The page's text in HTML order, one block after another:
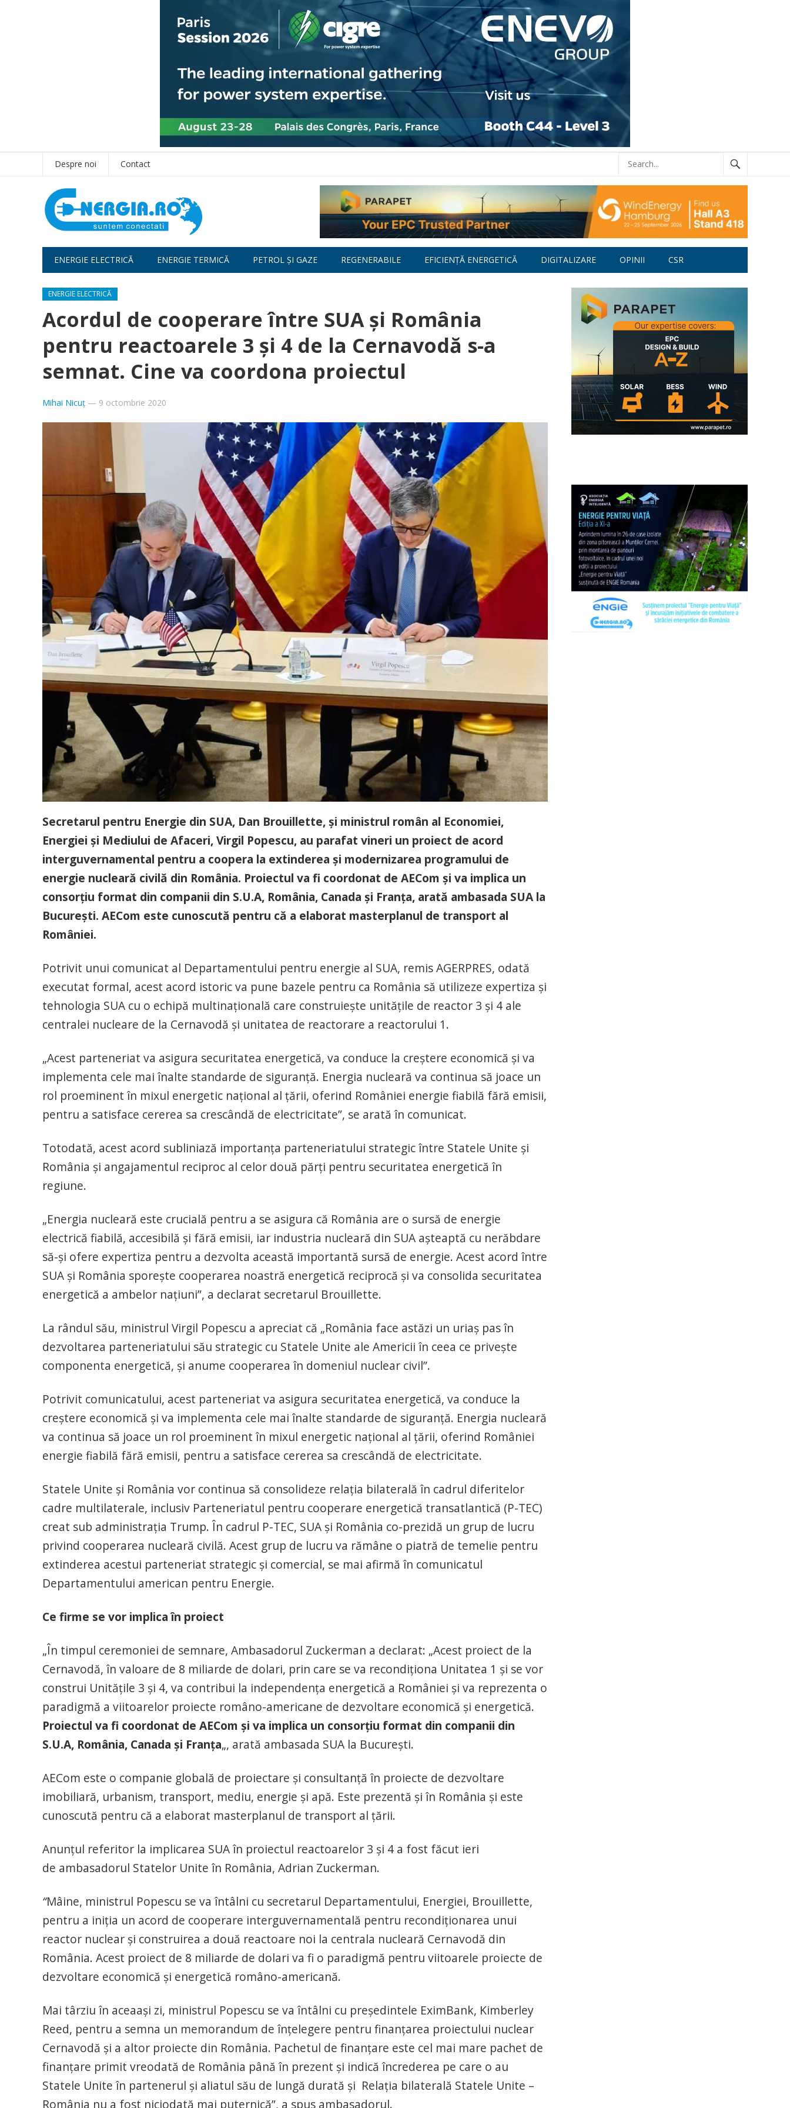
Despre noi Contact
ENERGIE ELECTRICĂ ENERGIE TERMICĂ PETROL ȘI GAZE REGENERABILE EFICIENȚĂ ENERGETICĂ DIGITALIZARE OPINII CSR
ENERGIE ELECTRICĂ
Acordul de cooperare între SUA și România
pentru reactoarele 3 și 4 de la Cernavodă s-a
semnat. Cine va coordona proiectul
Mihai Nicuț — 9 octombrie 2020
Secretarul pentru Energie din SUA, Dan Brouillette, şi ministrul român al Economiei,
Energiei şi Mediului de Afaceri, Virgil Popescu, au parafat vineri un proiect de acord
interguvernamental pentru a coopera la extinderea şi modernizarea programului de
energie nucleară civilă din România. Proiectul va fi coordonat de AECom și va implica un
consorțiu format din companii din S.U.A, România, Canada și Franța, arată ambasada SUA la
București. AECom este cunoscută pentru că a elaborat masterplanul de transport al
României.
Potrivit unui comunicat al Departamentului pentru energie al SUA, remis AGERPRES, odată
executat formal, acest acord istoric va pune bazele pentru ca România să utilizeze expertiza şi
tehnologia SUA cu o echipă multinaţională care construieşte unităţile de reactor 3 şi 4 ale
centralei nucleare de la Cernavodă şi unitatea de reactorare a reactorului 1.
„Acest parteneriat va asigura securitatea energetică, va conduce la creştere economică şi va
implementa cele mai înalte standarde de siguranţă. Energia nucleară va continua să joace un
rol proeminent în mixul energetic naţional al ţării, oferind României energie fiabilă fără emisii,
pentru a satisface cererea sa crescândă de electricitate”, se arată în comunicat.
Totodată, acest acord subliniază importanţa parteneriatului strategic între Statele Unite şi
România şi angajamentul reciproc al celor două părţi pentru securitatea energetică în
regiune.
„Energia nucleară este crucială pentru a se asigura că România are o sursă de energie
electrică fiabilă, accesibilă şi fără emisii, iar industria nucleară din SUA aşteaptă cu nerăbdare
să-şi ofere expertiza pentru a dezvolta această importantă sursă de energie. Acest acord între
SUA şi România sporeşte cooperarea noastră energetică reciprocă şi va consolida securitatea
energetică a ambelor naţiuni”, a declarat secretarul Brouillette.
La rândul său, ministrul Virgil Popescu a apreciat că „România face astăzi un uriaş pas în
dezvoltarea parteneriatului său strategic cu Statele Unite ale Americii în ceea ce priveşte
componenta energetică, şi anume cooperarea în domeniul nuclear civil”.
Potrivit comunicatului, acest parteneriat va asigura securitatea energetică, va conduce la
creştere economică şi va implementa cele mai înalte standarde de siguranţă. Energia nucleară
va continua să joace un rol proeminent în mixul energetic naţional al ţării, oferind României
energie fiabilă fără emisii, pentru a satisface cererea sa crescândă de electricitate.
Statele Unite şi România vor continua să consolideze relaţia bilaterală în cadrul diferitelor
cadre multilaterale, inclusiv Parteneriatul pentru cooperare energetică transatlantică (P-TEC)
creat sub administraţia Trump. În cadrul P-TEC, SUA şi România co-prezidă un grup de lucru
privind cooperarea nucleară civilă. Acest grup de lucru va rămâne o piatră de temelie pentru
extinderea acestui parteneriat strategic şi comercial, se mai afirmă în comunicatul
Departamentului american pentru Energie.
Ce firme se vor implica în proiect
„În timpul ceremoniei de semnare, Ambasadorul Zuckerman a declarat: „Acest proiect de la
Cernavodă, în valoare de 8 miliarde de dolari, prin care se va recondiționa Unitatea 1 și se vor
construi Unitățile 3 și 4, va contribui la independența energetică a României și va reprezenta o
paradigmă a viitoarelor proiecte româno-americane de dezvoltare economică și energetică.
Proiectul va fi coordonat de AECom și va implica un consorțiu format din companii din
S.U.A, România, Canada și Franța„, arată ambasada SUA la București.
AECom este o companie globală de proiectare și consultanță în proiecte de dezvoltare
imobiliară, urbanism, transport, mediu, energie și apă. Este prezentă și în România și este
cunoscută pentru că a elaborat masterplanul de transport al țării.
Anunțul referitor la implicarea SUA în proiectul reactoarelor 3 și 4 a fost făcut ieri
de ambasadorul Statelor Unite în România, Adrian Zuckerman.
“Mâine, ministrul Popescu se va întâlni cu secretarul Departamentului, Energiei, Brouillette,
pentru a iniția un acord de cooperare interguvernamentală pentru recondiționarea unui
reactor nuclear și construirea a două reactoare noi la centrala nucleară Cernavodă din
România. Acest proiect de 8 miliarde de dolari va fi o paradigmă pentru viitoarele proiecte de
dezvoltare economică și energetică româno-americană.
Mai târziu în aceaași zi, ministrul Popescu se va întâlni cu președintele EximBank, Kimberley
Reed, pentru a semna un memorandum de înțelegere pentru finanțarea proiectului nuclear
Cernavodă și a altor proiecte din România. Pachetul de finanțare este cel mai mare pachet de
finanțare primit vreodată de România până în prezent și indică încrederea pe care o au
Statele Unite în partenerul și aliatul său de lungă durată și Relația bilaterală Statele Unite –
România nu a fost niciodată mai puternică”, a spus ambasadorul.